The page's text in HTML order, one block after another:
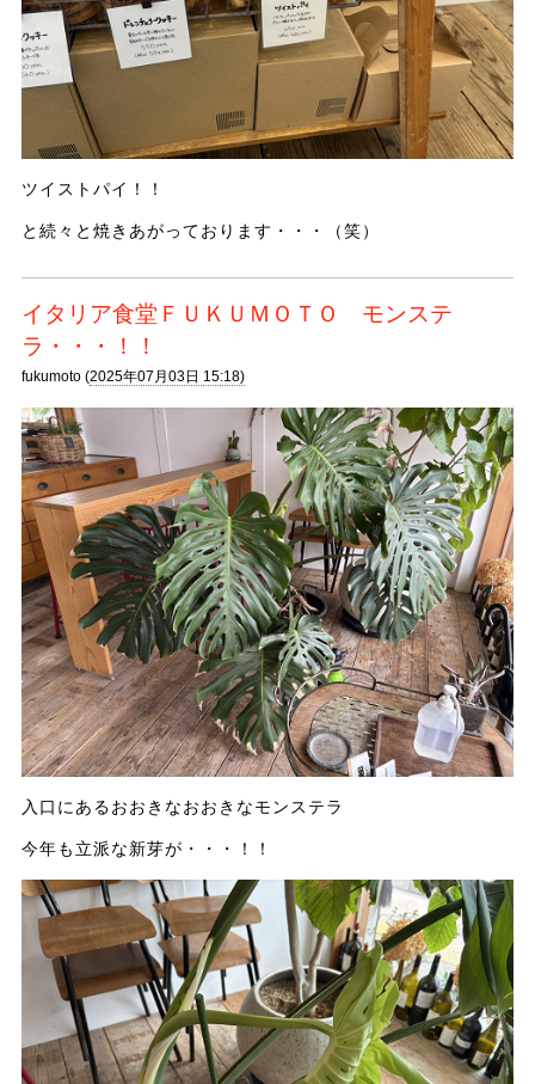
ツイストパイ！！
と続々と焼きあがっております・・・（笑）
イタリア食堂ＦＵＫＵＭＯＴＯ モンステ
ラ・・・！！
fukumoto (2025年07月03日 15:18)
入口にあるおおきなおおきなモンステラ
今年も立派な新芽が・・・！！